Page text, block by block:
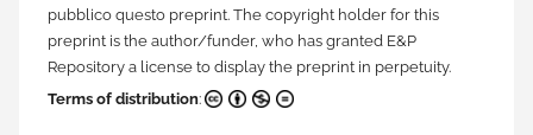
pubblico questo preprint. The copyright holder for this
preprint is the author/funder, who has granted E&P
Repository a license to display the preprint in perpetuity.
Terms of distribution: CC BY-NC-ND